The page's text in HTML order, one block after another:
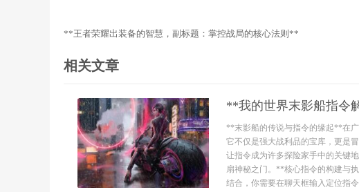
**王者荣耀出装备的智慧，副标题：掌控战局的核心法则**
相关文章
**我的世界末影船指令
**末影船的传说与指令的缘起**在
它不仅是强大战利品的宝库，更是
让指令成为许多探险家手中的关键
扇神秘之门。**核心指令的构建与
结合，你需要在聊天框输入定位指